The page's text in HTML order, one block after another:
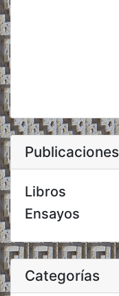
Libros
Ensayos
Categorías